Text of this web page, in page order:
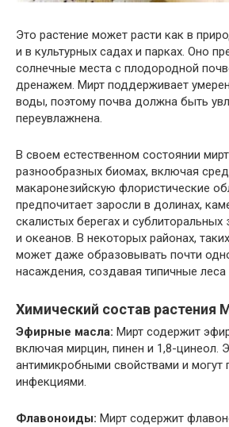
Это растение может расти как в
и в культурных садах и парках. Оно
солнечные места с плодородной
дренажем. Мирт поддерживает
воды, поэтому почва должна быть
переувлажнена.
В своем естественном состоянии
разнообразных биомах, включая
макаронезийскую флористические
предпочитает заросли в долинах,
скалистых берегах и сублиторальных
и океанов. В некоторых районах,
может даже образовывать почти
насаждения, создавая типичные леса
Химический состав растения
Эфирные масла: Мирт содержит
включая мирцин, пинен и 1,8-цинеол.
антимикробными свойствами и могут
инфекциями.
Флавоноиды: Мирт содержит